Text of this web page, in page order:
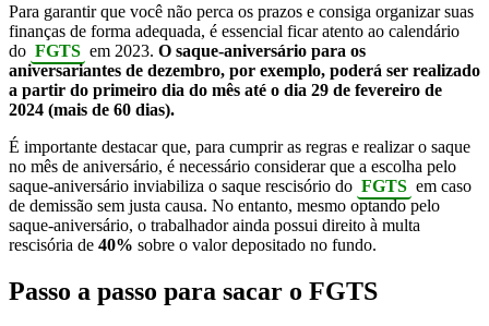
Para garantir que você não perca os prazos e consiga organizar suas
finanças de forma adequada, é essencial ficar atento ao calendário
do FGTS em 2023. O saque-aniversário para os
aniversariantes de dezembro, por exemplo, poderá ser realizado
a partir do primeiro dia do mês até o dia 29 de fevereiro de
2024 (mais de 60 dias).
É importante destacar que, para cumprir as regras e realizar o saque
no mês de aniversário, é necessário considerar que a escolha pelo
saque-aniversário inviabiliza o saque rescisório do FGTS em caso
de demissão sem justa causa. No entanto, mesmo optando pelo
saque-aniversário, o trabalhador ainda possui direito à multa
rescisória de 40% sobre o valor depositado no fundo.
Passo a passo para sacar o FGTS